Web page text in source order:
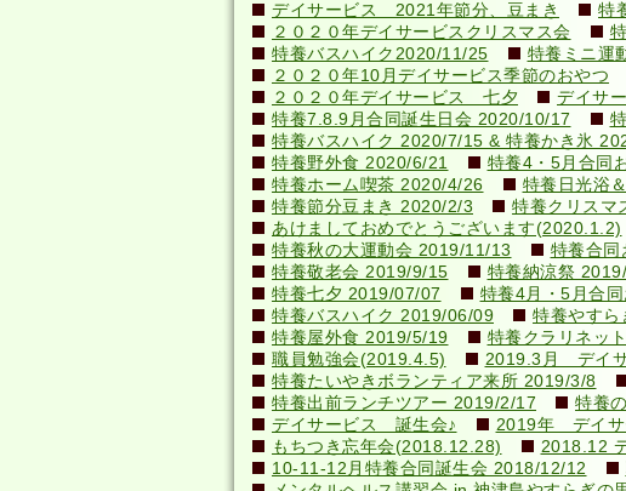
デイサービス 2021年節分、豆まき
特
２０２０年デイサービスクリスマス会
特養バスハイク2020/11/25
特養ミニ運
２０２０年10月デイサービス季節のおやつ
２０２０年デイサービス 七夕
デイサ
特養7.8.9月合同誕生日会 2020/10/17
特養バスハイク 2020/7/15 & 特養かき氷
特養野外食 2020/6/21
特養4・5月合同
特養ホーム喫茶 2020/4/26
特養日光浴
特養節分豆まき 2020/2/3
特養クリス
あけましておめでとうございます(2020.1.2)
特養秋の大運動会 2019/11/13
特養合
特養敬老会 2019/9/15
特養納涼祭
特養七夕 2019/07/07
特養4月・5月合
特養バスハイク 2019/06/09
特養やす
特養屋外食 2019/5/19
特養クラリネッ
職員勉強会(2019.4.5)
2019.3月 デイ
特養たいやきボランティア来所 2019/3/8
特養出前ランチツアー 2019/2/17
特養
デイサービス 誕生会♪
2019年 デイ
もちつき忘年会(2018.12.28)
2018.12
10-11-12月特養合同誕生会 2018/12/12